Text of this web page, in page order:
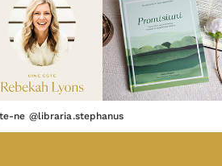
ne @libraria.stephanus